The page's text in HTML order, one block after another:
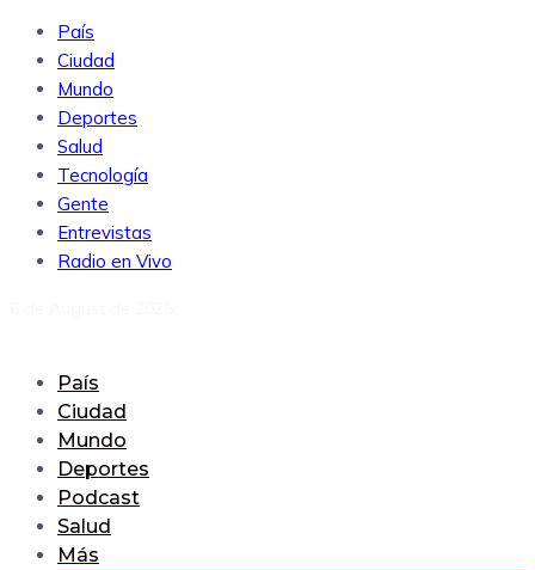
País
Ciudad
Mundo
Deportes
Salud
Tecnología
Gente
Entrevistas
Radio en Vivo
País
Ciudad
Mundo
Deportes
Podcast
Salud
Más